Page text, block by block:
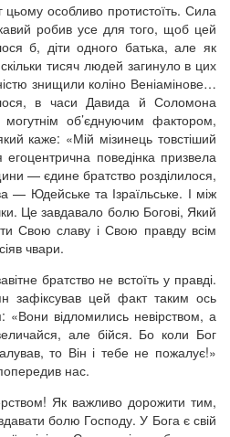
особливо протистоїть. Сила
робив усе для того, щоб цей
б, діти одного батька, але як
тисяч людей загинуло в цих
знищили коліно Веніамінове…
в часи Давида й Соломона
об’єднуючим фактором,
каже: «Мій мізинець товстіший
поведінка призвела
— єдине братство розділилося,
— Юдейське та Ізраїльське. І між
Це завдавало болю Богові, Який
Свою славу і Свою правду всім
чвари.
братство не встоїть у правді.
зафіксував цей факт таким ось
відломились невірством, а
але бійся. Бо коли Бог
то Він і тебе не пожалує!»
нас.
Як важливо дорожити тим,
болю Господу. У Бога є свій